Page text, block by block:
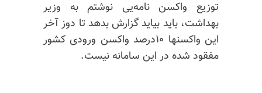
توزیع واکسن نامه‌یی نوشتم به وزیر
بهداشت، باید بیاید گزارش بدهد تا دوز آخر
این واکسنها ۱۰درصد واکسن ورودی کشور
مفقود شده در این سامانه نیست.